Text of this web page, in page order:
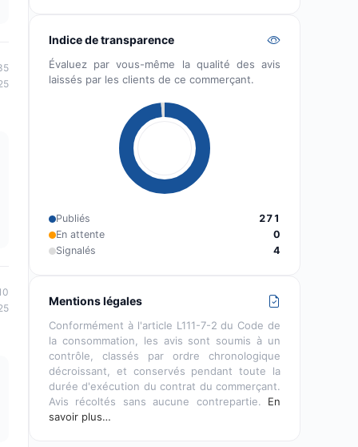
Indice de transparence
Évaluez par vous-même la qualité des avis
laissés par les clients de ce commerçant.
Publiés
271
En attente
0
Signalés
4
Mentions légales
Conformément à l'article L111-7-2 du Code de
la consommation, les avis sont soumis à un
contrôle, classés par ordre chronologique
décroissant, et conservés pendant toute la
durée d'exécution du contrat du commerçant.
Avis récoltés sans aucune contrepartie. En
savoir plus…